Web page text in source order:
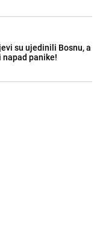
su ujedinili Bosnu, a
panike!